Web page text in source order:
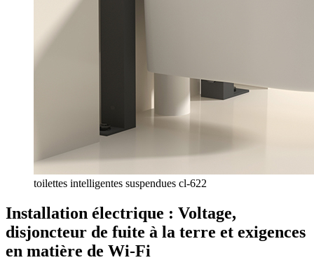
toilettes intelligentes suspendues cl-622
Installation électrique : Voltage,
disjoncteur de fuite à la terre et exigences
en matière de Wi-Fi